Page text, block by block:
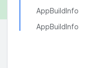
AppBuildInfo
AppBuildInfo